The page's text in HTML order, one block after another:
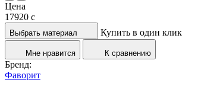
Цена
17920 c
Выбрать материал Купить в один клик
Мне нравится К сравнению
Бренд:
Фаворит